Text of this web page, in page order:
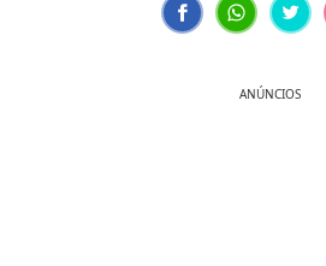
ANÚNCIOS